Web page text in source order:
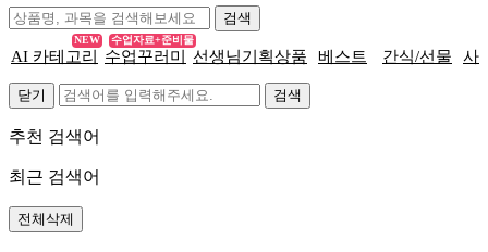
AI 카테고리
NEW
수업꾸러미
수업자료+준비물
선생님기획상품 베스트 간식/선물 사
닫기
추천 검색어
최근 검색어
전체삭제